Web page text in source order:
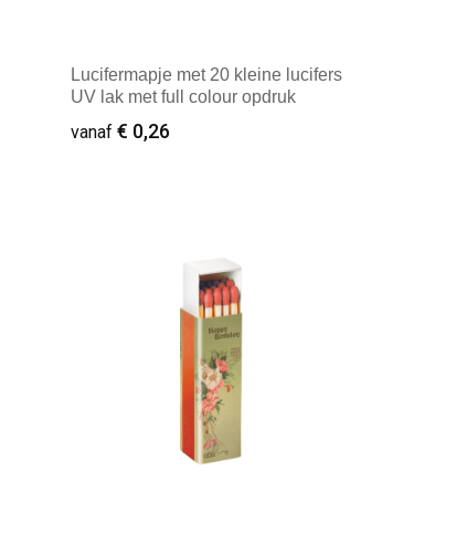
Lucifermapje met 20 kleine lucifers
UV lak met full colour opdruk
vanaf € 0,26